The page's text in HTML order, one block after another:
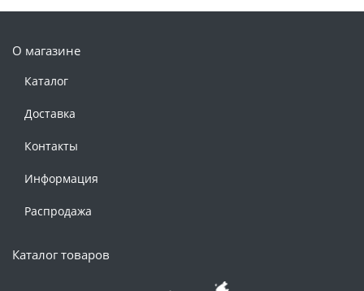
О магазине
Каталог
Доставка
Контакты
Информация
Распродажа
Каталог товаров